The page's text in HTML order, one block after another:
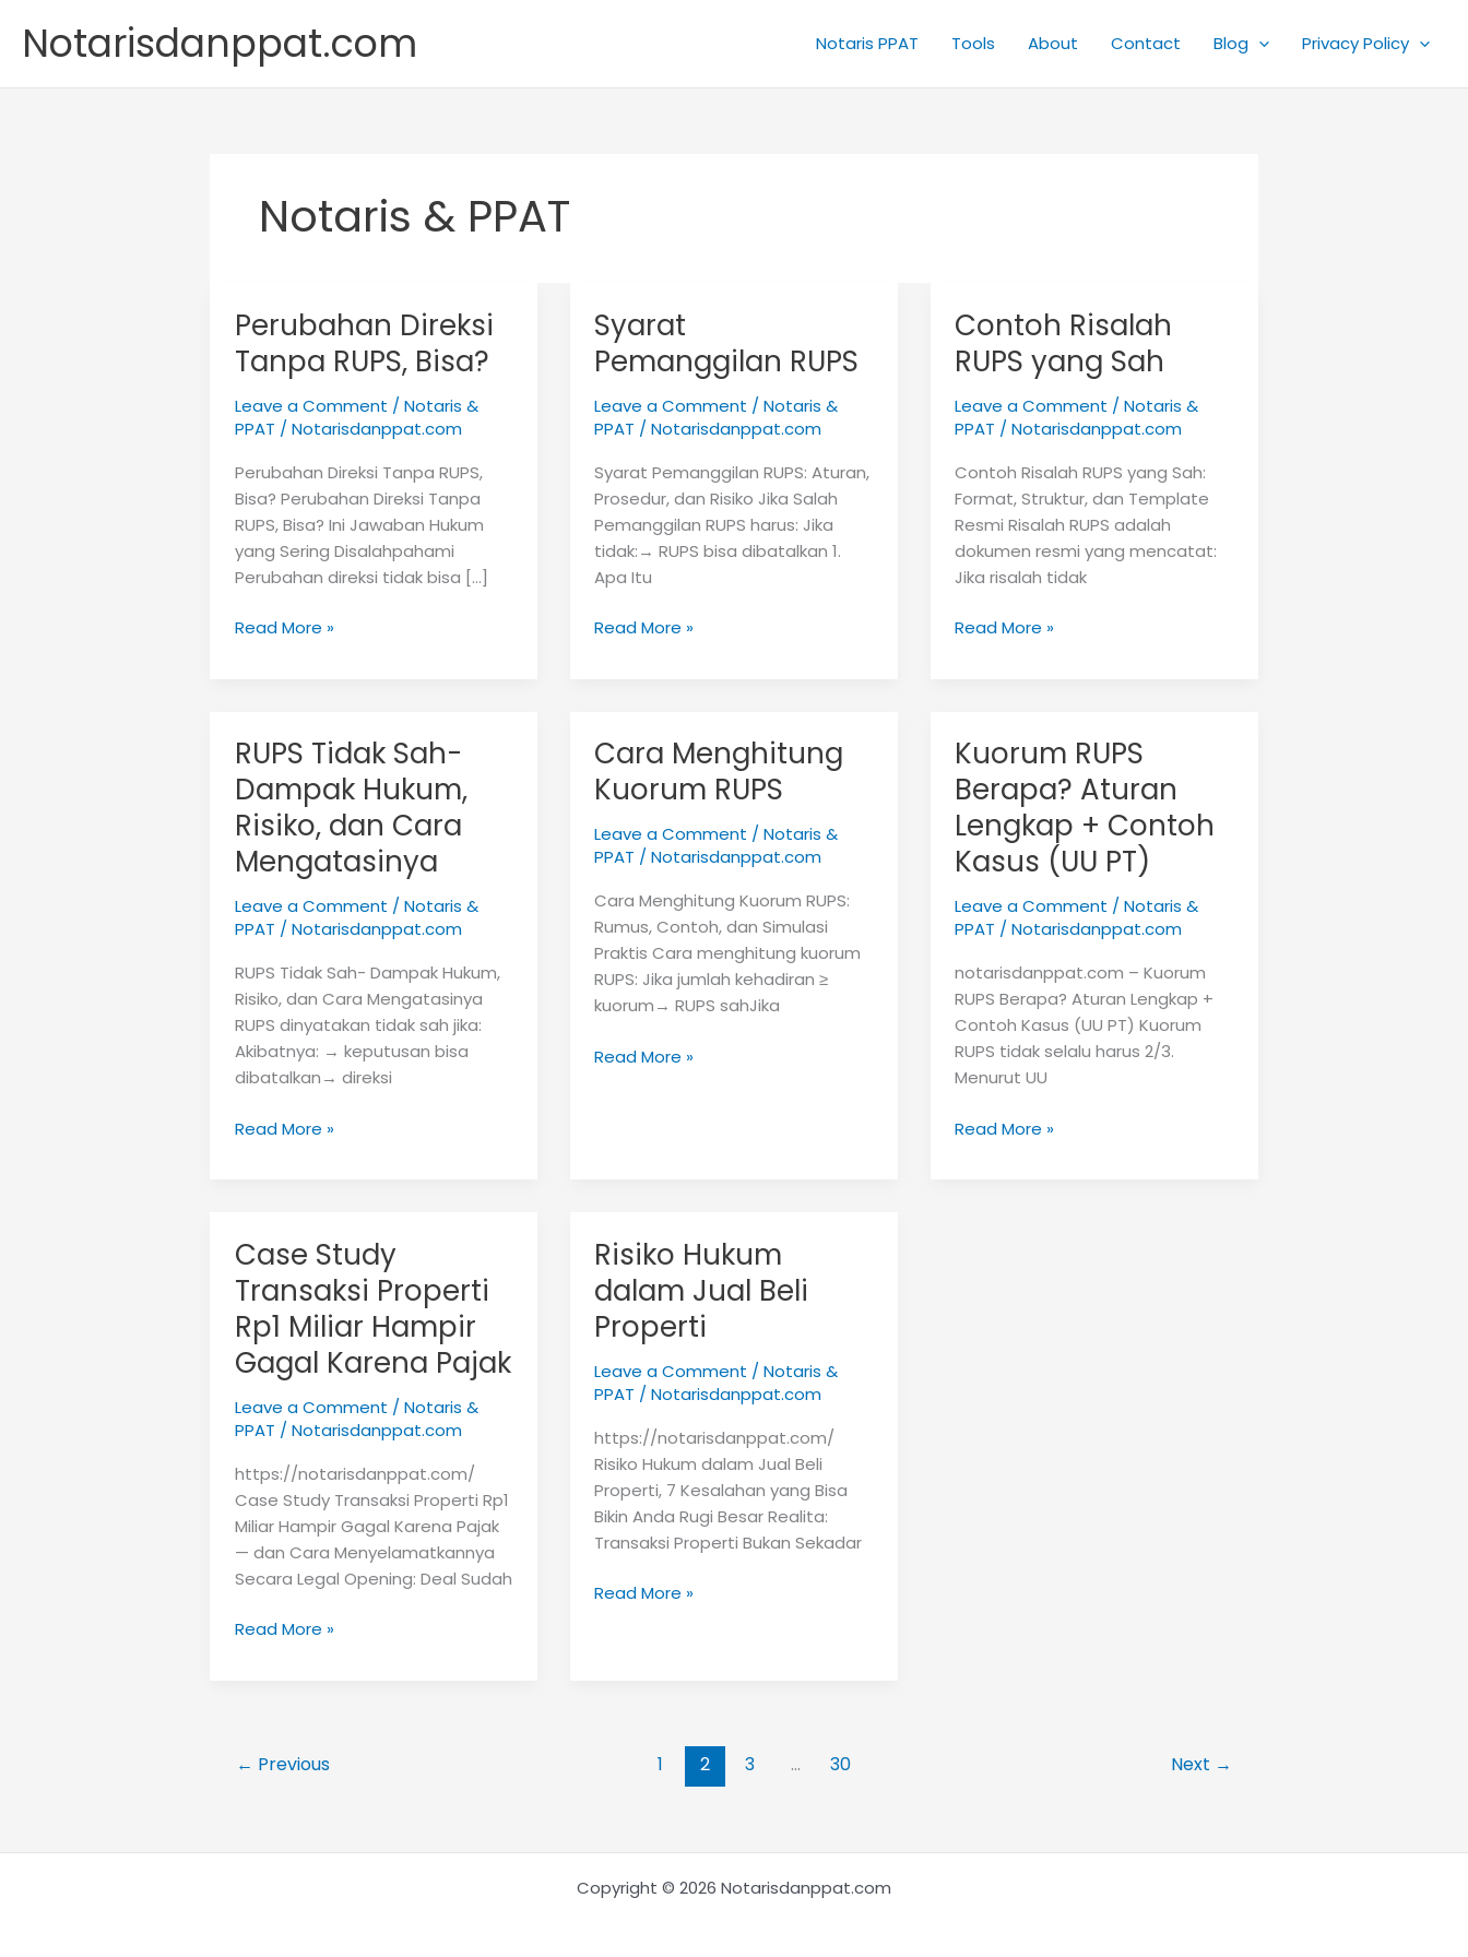
content
Notarisdanppat.com Notaris PPAT Tools About Contact Blog Privacy Policy
Notaris & PPAT
Perubahan Direksi
Tanpa RUPS, Bisa?
Leave a Comment /Notaris &
PPAT /Notarisdanppat.com
Perubahan Direksi Tanpa RUPS,
Bisa? Perubahan Direksi Tanpa
RUPS, Bisa? Ini Jawaban Hukum
yang Sering Disalahpahami
Perubahan direksi tidak bisa […]
Perubahan
Read More »
Syarat
Pemanggilan RUPS
Leave a Comment /Notaris &
PPAT /Notarisdanppat.com
Syarat Pemanggilan RUPS: Aturan,
Prosedur, dan Risiko Jika Salah
Pemanggilan RUPS harus: Jika
tidak:→ RUPS bisa dibatalkan 1.
Apa Itu
Syarat
Read More »
Contoh Risalah
RUPS yang Sah
Leave a Comment /Notaris &
PPAT /Notarisdanppat.com
Contoh Risalah RUPS yang Sah:
Format, Struktur, dan Template
Resmi Risalah RUPS adalah
dokumen resmi yang mencatat:
Jika risalah tidak
Contoh
Read More »
RUPS Tidak Sah-
Dampak Hukum,
Risiko, dan Cara
Mengatasinya
Leave a Comment / Notaris &
PPAT / Notarisdanppat.com
RUPS Tidak Sah- Dampak Hukum,
Risiko, dan Cara Mengatasinya
RUPS dinyatakan tidak sah jika:
Akibatnya: → keputusan bisa
dibatalkan→ direksi
RUPS
Risiko,
dan
Cara
Mengatasinya
Read More »
Cara Menghitung
Kuorum RUPS
Leave a Comment /Notaris &
PPAT /Notarisdanppat.com
Cara Menghitung Kuorum RUPS:
Rumus, Contoh, dan Simulasi
Praktis Cara menghitung kuorum
RUPS: Jika jumlah kehadiran ≥
kuorum→ RUPS sahJika
Cara
Read More »
Kuorum RUPS
Berapa? Aturan
Lengkap + Contoh
Kasus (UU PT)
Leave a Comment /Notaris &
PPAT /Notarisdanppat.com
notarisdanppat.com – Kuorum
RUPS Berapa? Aturan Lengkap +
Contoh Kasus (UU PT) Kuorum
RUPS tidak selalu harus 2/3.
Menurut UU
Kuorum
Read More »
Case Study
Transaksi Properti
Rp1 Miliar Hampir
Gagal Karena Pajak
Leave a Comment /Notaris &
PPAT /Notarisdanppat.com
https://notarisdanppat.com/
Case Study Transaksi Properti Rp1
Miliar Hampir Gagal Karena Pajak
— dan Cara Menyelamatkannya
Secara Legal Opening: Deal Sudah
Case
Miliar
Read More »
Risiko Hukum
dalam Jual Beli
Properti
Leave a Comment /Notaris &
PPAT /Notarisdanppat.com
https://notarisdanppat.com/
Risiko Hukum dalam Jual Beli
Properti, 7 Kesalahan yang Bisa
Bikin Anda Rugi Besar Realita:
Transaksi Properti Bukan Sekadar
Risiko
Read More »
← Previous 1 2 3 … 30 Next →
Copyright © 2026 Notarisdanppat.com